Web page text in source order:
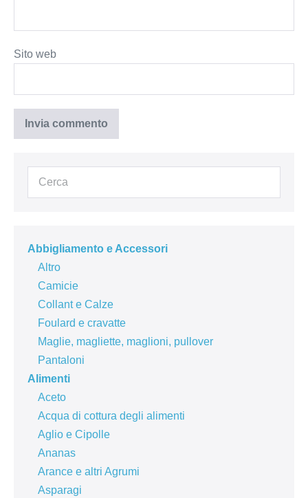
Sito web
Abbigliamento e Accessori
Altro
Camicie
Collant e Calze
Foulard e cravatte
Maglie, magliette, maglioni, pullover
Pantaloni
Alimenti
Aceto
Acqua di cottura degli alimenti
Aglio e Cipolle
Ananas
Arance e altri Agrumi
Asparagi